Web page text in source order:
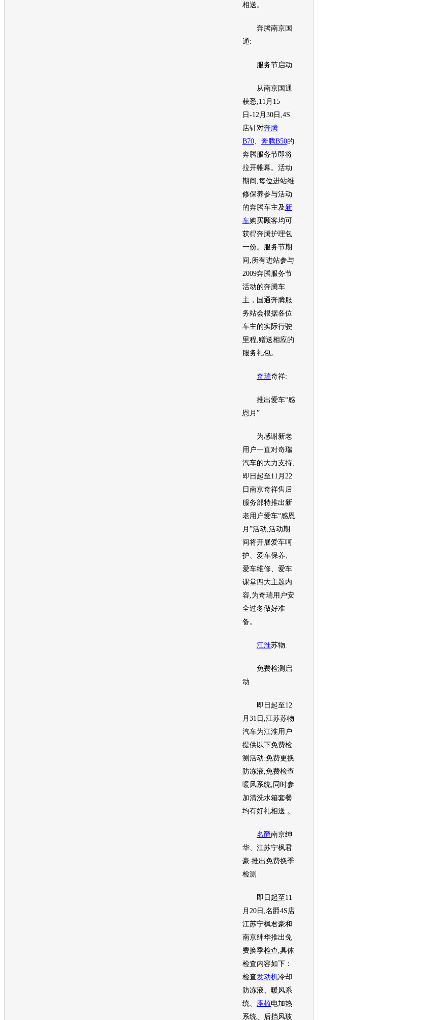
相送。
奔腾南京国
通:
服务节启动
从南京国通
获悉,11月15
日-12月30日,4S
店针对奔腾
B70
奔腾B50的
奔腾服务节即将
拉开帷幕。活动
期间,每位进站维
修保养参与活动
的奔腾车主及 新
车购买顾客均可
获得奔腾护理包
一份。服务节期
间,所有进站参与
2009奔腾服务节
活动的奔腾车
主，国通奔腾服
务站会根据各位
车主的实际行驶
里程,赠送相应的
服务礼包。
奇瑞奇祥:
推出爱车“感
恩月”
为感谢新老
用户一直对奇瑞
汽车的大力支持,
即日起至11月22
日南京奇祥售后
服务部特推出新
老用户爱车“感恩
月”活动,活动期
间将开展爱车呵
护、爱车保养、
爱车维修、爱车
课堂四大主题内
容,为奇瑞用户安
全过冬做好准
备。
江淮苏物:
免费检测启
动
即日起至12
月31日,江苏苏物
汽车为江淮 用户
提供以下免费检
测活动:免费更换
防冻液,免费检查
暖风系统,同时参
加清洗水箱套餐
均有好礼相送.。
名爵南京绅
华、江苏宁枫君
豪:推出免费换季
检测
即日起至11
月20日, 名爵4S店
江苏宁枫君豪和
南京绅华推出免
费换季检查,具体
检查内容如下：
检查发动机冷却
防冻液、暖风系
统、 座椅电加热
系统、后挡风玻